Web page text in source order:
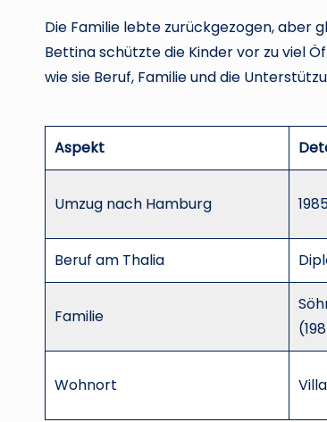
Die Familie lebte zurückgezogen, aber
Bettina schützte die Kinder vor zu viel
wie sie Beruf, Familie und die
Aspekt
Umzug nach Hamburg
Beruf am Thalia
Familie
Wohnort